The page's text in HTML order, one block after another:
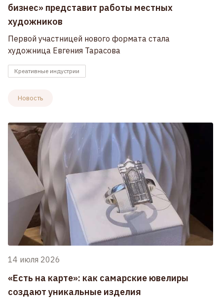
бизнес» представит работы местных
художников
Первой участницей нового формата стала
художница Евгения Тарасова
Креативные индустрии
Новость
14 июля 2026
«Есть на карте»: как самарские ювелиры
создают уникальные изделия